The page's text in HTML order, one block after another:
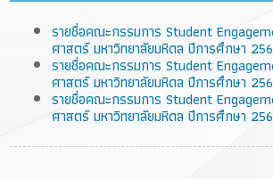
รายชื่อคณะกรรมการ Student
ศาสตร์ มหาวิทยาลัยมหิดล ปีการศึกษา
รายชื่อคณะกรรมการ Student
ศาสตร์ มหาวิทยาลัยมหิดล ปีการศึกษา
รายชื่อคณะกรรมการ Student
ศาสตร์ มหาวิทยาลัยมหิดล ปีการศึกษา